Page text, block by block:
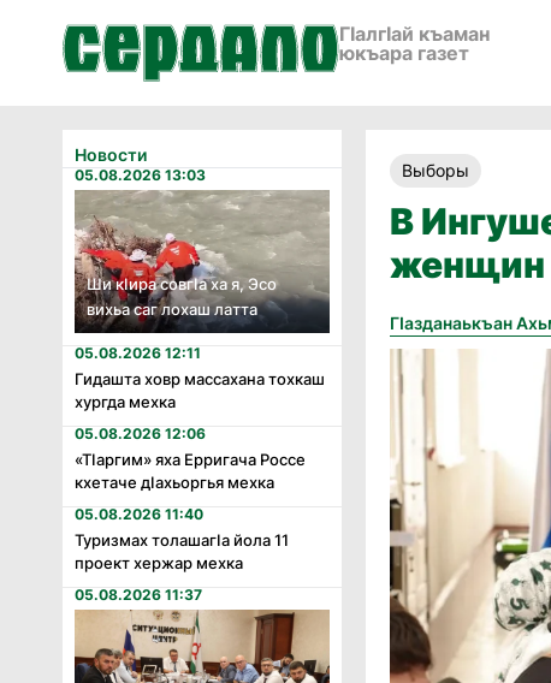
ГӀалгӀай къаман
юкъара газет
Новости
05.08.2026 13:03
Ши кӏира совгӏа ха я, Эсо
вихьа саг лохаш латта
05.08.2026 12:11
Гидашта ховр массахана тохкаш
хургда мехка
05.08.2026 12:06
«Тӏаргим» яха Ерригача Россе
кхетаче дӏахьоргья мехка
05.08.2026 11:40
Туризмах толашагӏа йола 11
проект хержар мехка
05.08.2026 11:37
Выборы
В
женщин
Гӏазданаькъан